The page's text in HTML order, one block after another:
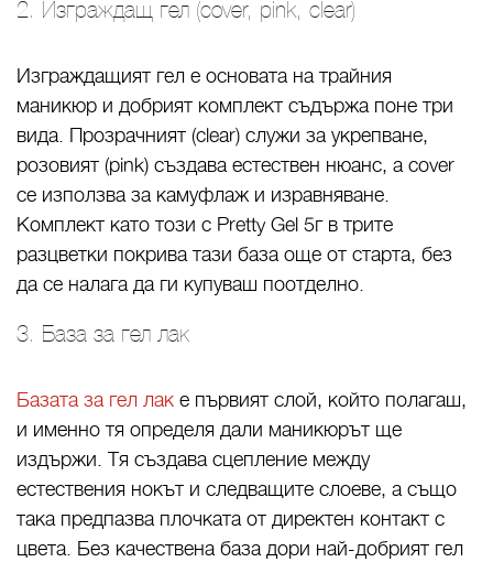
2. Изграждащ гел (cover, pink, clear)
Изграждащият гел е основата на трайния
маникюр и добрият комплект съдържа поне три
вида. Прозрачният (clear) служи за укрепване,
розовият (pink) създава естествен нюанс, а cover
се използва за камуфлаж и изравняване.
Комплект като този с Pretty Gel 5г в трите
разцветки покрива тази база още от старта, без
да се налага да ги купуваш поотделно.
3. База за гел лак
Базата за гел лак е първият слой, който полагаш,
и именно тя определя дали маникюрът ще
издържи. Тя създава сцепление между
естествения нокът и следващите слоеве, а също
така предпазва плочката от директен контакт с
цвета. Без качествена база дори най-добрият гел